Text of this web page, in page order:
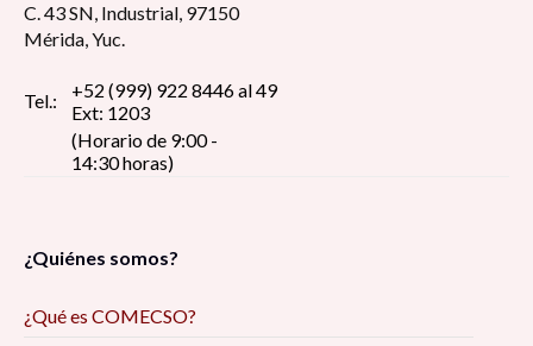
C. 43 SN, Industrial, 97150
Mérida, Yuc.
Tel.:
+52 (999) 922 8446 al 49
Ext: 1203
(Horario de 9:00 -
14:30 horas)
¿Quiénes somos?
¿Qué es COMECSO?